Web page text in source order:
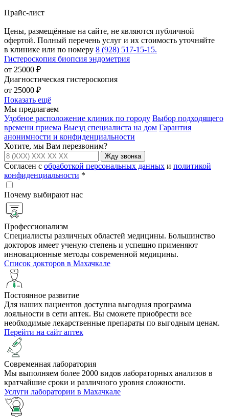
Прайс-лист
Цены, размещённые на сайте, не являются публичной
офертой. Полный перечень услуг и их стоимость уточняйте
в клинике или по номеру 8 (928) 517-15-15.
Гистероскопия биопсия эндометрия
от 25000 ₽
Диагностическая гистероскопия
от 25000 ₽
Показать ещё
Мы предлагаем
Удобное расположение клиник по городу Выбор подходящего
времени приема Выезд специалиста на дом Гарантия
анонимности и конфиденциальности
Хотите, мы Вам перезвоним?
Жду звонка
Согласен с обработкой персональных данных и политикой
конфиденциальности *
Почему выбирают нас
Профессионализм
Специалисты различных областей медицины. Большинство
докторов имеет ученую степень и успешно применяют
инновационные методы современной медицины.
Список докторов в Махачкале
Постоянное развитие
Для наших пациентов доступна выгодная программа
лояльности в сети аптек. Вы сможете приобрести все
необходимые лекарственные препараты по выгодным ценам.
Перейти на сайт аптек
Cовременная лаборатория
Мы выполняем более 2000 видов лабораторных анализов в
кратчайшие сроки и различного уровня сложности.
Услуги лаборатории в Махачкале